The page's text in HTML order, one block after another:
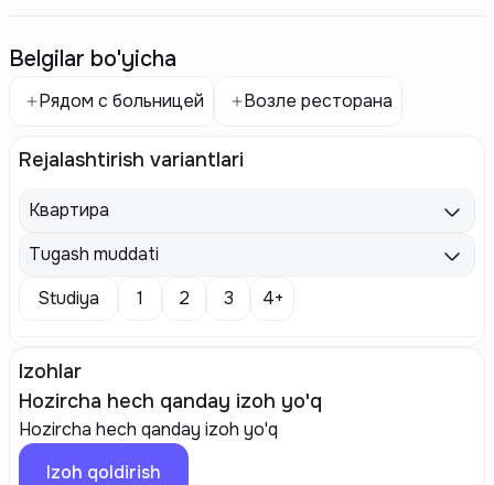
Belgilar bo'yicha
Рядом с больницей Возле ресторана
Rejalashtirish variantlari
Квартира
Tugash muddati
Studiya
1 2 3 4+
Izohlar
Hozircha hech qanday izoh yo'q
Hozircha hech qanday izoh yo'q
Izoh qoldirish